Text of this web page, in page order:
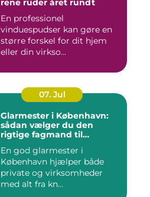
rene ruder året rundt
En professionel
vinduespudser kan gøre en
større forskel for dit hjem
eller din virkso...
07. Jul
Glarmester i København:
sådan vælger du den
rigtige fagmand til
En god glarmester i
København hjælper både
private og virksomheder
med alt fra kn...